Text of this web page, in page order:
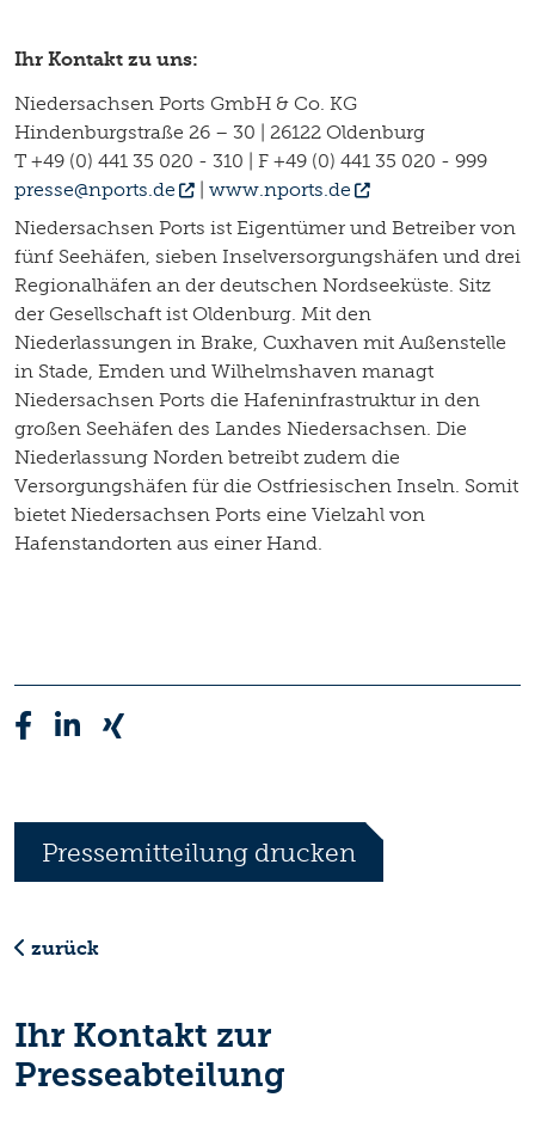
Ihr Kontakt zu uns:
Niedersachsen Ports GmbH & Co. KG
Hindenburgstraße 26 – 30 | 26122 Oldenburg
T +49 (0) 441 35 020 - 310 | F +49 (0) 441 35 020 - 999
presse@nports.de
www.nports.de
Niedersachsen Ports ist Eigentümer und Betreiber von
fünf Seehäfen, sieben Inselversorgungshäfen und drei
Regionalhäfen an der deutschen Nordseeküste. Sitz
der Gesellschaft ist Oldenburg. Mit den
Niederlassungen in Brake, Cuxhaven mit Außenstelle
in Stade, Emden und Wilhelmshaven managt
Niedersachsen Ports die Hafeninfrastruktur in den
großen Seehäfen des Landes Niedersachsen. Die
Niederlassung Norden betreibt zudem die
Versorgungshäfen für die Ostfriesischen Inseln. Somit
bietet Niedersachsen Ports eine Vielzahl von
Hafenstandorten aus einer Hand.
Pressemitteilung drucken
zurück
Ihr Kontakt zur
Presseabteilung